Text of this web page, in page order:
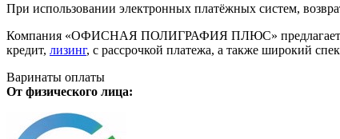
При использовании электронных платёжных систем,
Компания «ОФИСНАЯ ПОЛИГРАФИЯ ПЛЮС» предлагает
кредит, лизинг, с рассрочкой платежа, а также широкий
Варинаты оплаты
От физического лица: